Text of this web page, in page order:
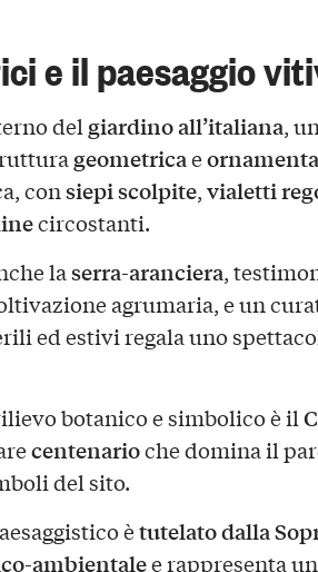
e il paesaggio
del giardino all’italiana,
geometricae
consiepi scolpite,vialetti
circostanti.
laserra-aranciera,
agrumaria, e un
ed estivi regala uno
botanico e simbolico è il
centenarioche domina il
del sito.
ètutelato dalla
ambientalee rappresenta